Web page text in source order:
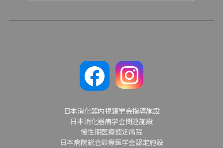
日本消化器内視鏡学会指導施設
日本消化器病学会関連施設
慢性期医療認定病院
日本病院総合診療医学会認定施設